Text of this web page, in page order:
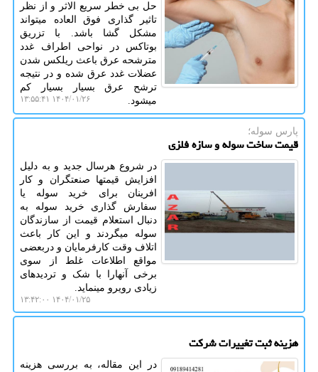
حل بی خطر سریع الاثر و از نظر
تاثیر گذاری فوق العاده میتواند
مشکل گشا باشد. با تزریق
بوتاکس در نواحی اطراف غدد
مترشحه عرق باعث ریلکس شدن
عضلات غدد عرق شده و در نتیجه
ترشح عرق بسیار بسیار کم
میشود.
۱۴۰۴/۰۱/۲۶ ۱۳:۵۵:۴۱
پارس سوله؛
قیمت ساخت سوله و سازه فلزی
در شروع هرسال جدید و به دلیل
افزایش قیمتها صنعتگران و کار
افرینان برای خرید سوله یا
سفارش گذاری خرید سوله به
دنبال استعلام قیمت از سازندگان
سوله میگردند و این کار باعث
اتلاف وقت کارفرمایان و دربعضی
مواقع اطلاعات غلط از سوی
برخی آنهارا با شک و تردیدهای
زیادی رویرو مینماید.
۱۴۰۴/۰۱/۲۵ ۱۳:۴۲:۰۰
هزینه ثبت تغییرات شرکت
در این مقاله، به بررسی هزینه